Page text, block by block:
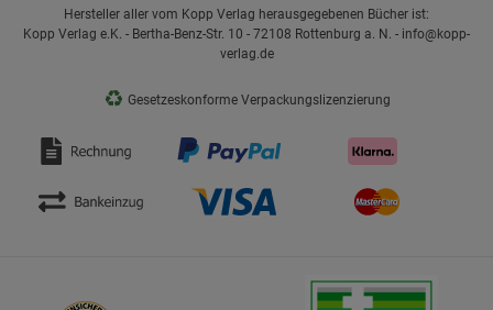
Hersteller aller vom Kopp Verlag herausgegebenen Bücher ist:
Kopp Verlag e.K. - Bertha-Benz-Str. 10 - 72108 Rottenburg a. N. - info@kopp-
verlag.de
♻ Gesetzeskonforme Verpackungslizenzierung
Datenschutzerklärung Impressum